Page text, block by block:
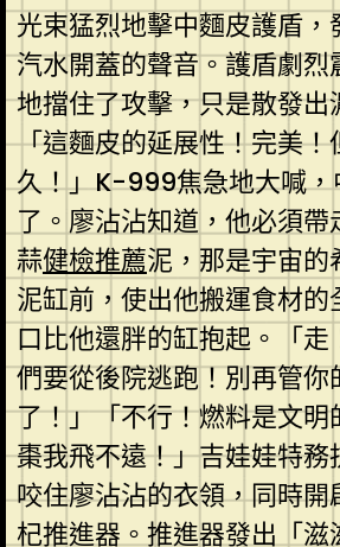
光束猛烈地擊中麵皮護盾，
汽水開蓋的聲音。護盾劇
地擋住了攻擊，只是散發出
「這麵皮的延展性！完美！
久！」K-999焦急地大喊，
了。廖沾沾知道，他必須
蒜健檢推薦泥，那是宇宙
泥缸前，使出他搬運食材的
口比他還胖的缸抱起。「
們要從後院逃跑！別再管你
了！」「不行！燃料是文
棗我飛不遠！」吉娃娃特務
咬住廖沾沾的衣領，同時開
杞推進器。推進器發出「滋